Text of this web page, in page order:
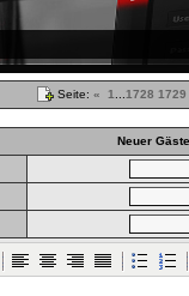
Seite: « 1 1728 1729
Neuer